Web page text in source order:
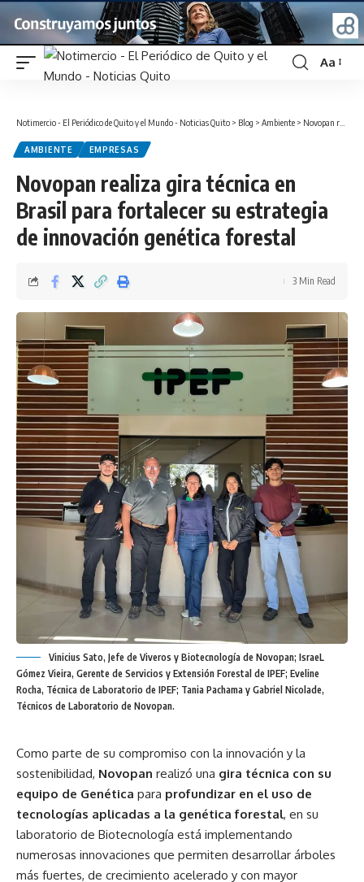
Font
Aa
Notimercio - El Periódico de Quito y el Mundo - Noticias Quito > Blog > Ambiente > Novopan realiza gira técnica en Brasil para fortalecer su estrategia de innovación genética forestal
AMBIENTE EMPRESAS
Novopan realiza gira técnica en
Brasil para fortalecer su estrategia
de innovación genética forestal
3 Min Read
Vinicius Sato, Jefe de Viveros y Biotecnología de Novopan; IsraeL
Gómez Vieira, Gerente de Servicios y Extensión Forestal de IPEF; Eveline
Rocha, Técnica de Laboratorio de IPEF; Tania Pachama y Gabriel Nicolade,
Técnicos de Laboratorio de Novopan.
Como parte de su compromiso con la innovación y la
sostenibilidad, Novopan realizó una gira técnica con su
equipo de Genética para profundizar en el uso de
tecnologías aplicadas a la genética forestal, en su
laboratorio de Biotecnología está implementando
numerosas innovaciones que permiten desarrollar árboles
más fuertes, de crecimiento acelerado y con mayor